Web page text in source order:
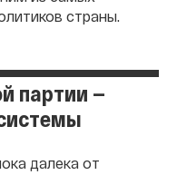
страны.
партии —
далека от